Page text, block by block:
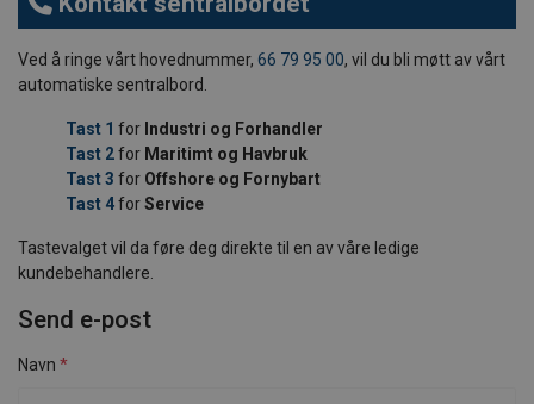
Ved å ringe vårt hovednummer, 66 79 95 00, vil du bli møtt av vårt
automatiske sentralbord.
Tast 1 for Industri og Forhandler
Tast 2for Maritimt og Havbruk
Tast 3 for Offshore og Fornybart
Tast 4forService
Tastevalget vil da føre deg direkte til en av våre ledige
kundebehandlere.
Send e-post
Navn